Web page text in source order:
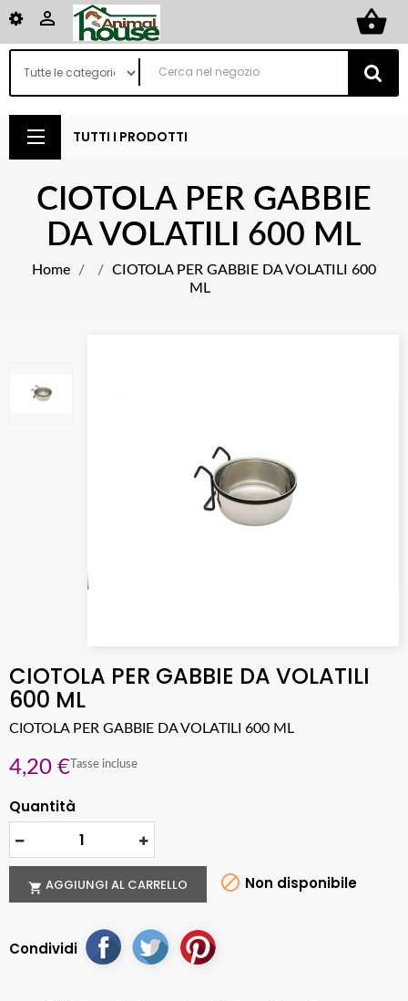
shopping_basket

TUTTI I PRODOTTI
CIOTOLA PER GABBIE
DA VOLATILI 600 ML
Home
CIOTOLA PER GABBIE DA VOLATILI 600
ML
CIOTOLA PER GABBIE DA VOLATILI
600 ML
CIOTOLA PER GABBIE DA VOLATILI 600 ML
4,20 € Tasse incluse
Quantità
 AGGIUNGI AL CARRELLO  Non disponibile
Condividi